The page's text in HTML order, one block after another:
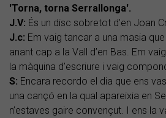
'Torna, torna Serrallonga'.
J.V: És un disc sobretot d’en Joan
J.c: Em vaig tancar a una masia
anant cap a la Vall d’en Bas. Em
la màquina d’escriure i vaig
S: Encara recordo el dia que ens
una cançó en la qual apareixia en
n’estaves gaire convençut. I ens la